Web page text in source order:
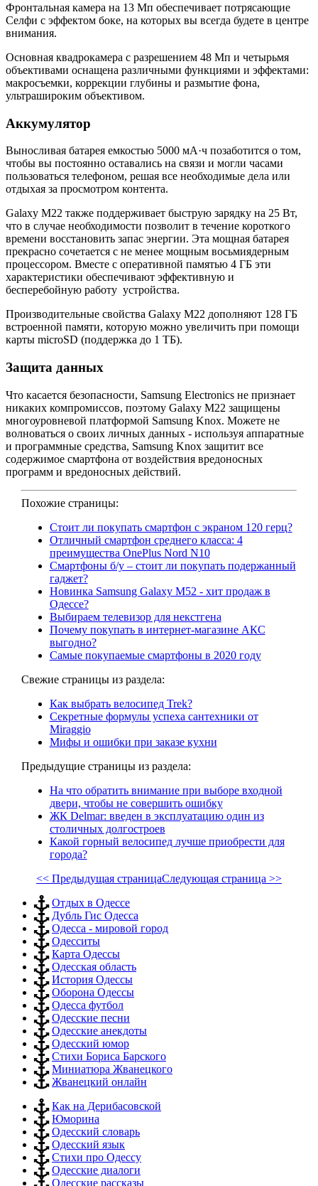
Фронтальная камера на 13 Мп обеспечивает потрясающие
Селфи с эффектом боке, на которых вы всегда будете в центре
внимания.
Основная квадрокамера с разрешением 48 Мп и четырьмя
объективами оснащена различными функциями и эффектами:
макросъемки, коррекции глубины и размытие фона,
ультрашироким объективом.
Аккумулятор
Выносливая батарея емкостью 5000 мА·ч позаботится о том,
чтобы вы постоянно оставались на связи и могли часами
пользоваться телефоном, решая все необходимые дела или
отдыхая за просмотром контента.
Galaxy M22 также поддерживает быструю зарядку на 25 Вт,
что в случае необходимости позволит в течение короткого
времени восстановить запас энергии. Эта мощная батарея
прекрасно сочетается с не менее мощным восьмиядерным
процессором. Вместе с оперативной памятью 4 ГБ эти
характеристики обеспечивают эффективную и
бесперебойную работу устройства.
Производительные свойства Galaxy M22 дополняют 128 ГБ
встроенной памяти, которую можно увеличить при помощи
карты microSD (поддержка до 1 ТБ).
Защита данных
Что касается безопасности, Samsung Electronics не признает
никаких компромиссов, поэтому Galaxy M22 защищены
многоуровневой платформой Samsung Knox. Можете не
волноваться о своих личных данных - используя аппаратные
и программные средства, Samsung Knox защитит все
содержимое смартфона от воздействия вредоносных
программ и вредоносных действий.
Похожие страницы:
Стоит ли покупать смартфон с экраном 120 герц?
Отличный смартфон среднего класса: 4
преимущества OnePlus Nord N10
Смартфоны б/у – стоит ли покупать подержанный
гаджет?
Новинка Samsung Galaxy M52 - хит продаж в
Одессе?
Выбираем телевизор для некстгена
Почему покупать в интернет-магазине АКС
выгодно?
Самые покупаемые смартфоны в 2020 году
Свежие страницы из раздела:
Как выбрать велосипед Trek?
Секретные формулы успеха сантехники от
Miraggio
Мифы и ошибки при заказе кухни
Предыдущие страницы из раздела:
На что обратить внимание при выборе входной
двери, чтобы не совершить ошибку
ЖК Delmar: введен в эксплуатацию один из
столичных долгостроев
Какой горный велосипед лучше приобрести для
города?
<< Предыдущая страницаСледующая страница >>
Отдых в Одессе
Дубль Гис Одесса
Одесса - мировой город
Одесситы
Карта Одессы
Одесская область
История Одессы
Оборона Одессы
Одесса футбол
Одесские песни
Одесские анекдоты
Одесский юмор
Стихи Бориса Барского
Миниатюра Жванецкого
Жванецкий онлайн
Как на Дерибасовской
Юморина
Одесский словарь
Одесский язык
Стихи про Одессу
Одесские диалоги
Одесские рассказы